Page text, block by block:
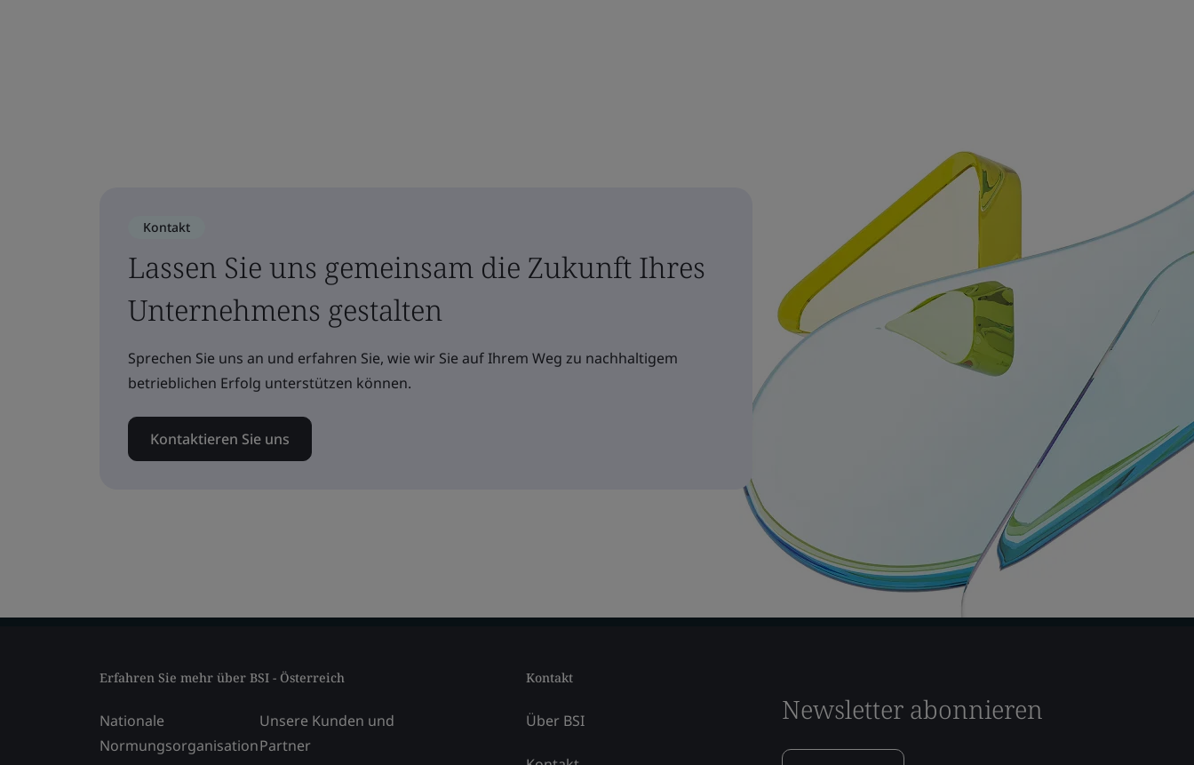
Kontakt
Lassen Sie uns gemeinsam die Zukunft Ihres
Unternehmens gestalten
Sprechen Sie uns an und erfahren Sie, wie wir Sie auf Ihrem Weg zu nachhaltigem
betrieblichen Erfolg unterstützen können.
Kontaktieren Sie uns
Erfahren Sie mehr über BSI - Österreich
Nationale
Normungsorganisation
Unsere Kunden und
Partner
Kontakt
Über BSI Newsletter abonnieren